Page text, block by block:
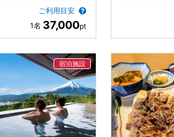
ご利用目安
37,000